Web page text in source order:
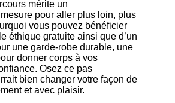
mérite un
pour aller plus loin, plus
vous pouvez bénéficier
éthique gratuite ainsi que d’un
une garde-robe durable, une
donner corps à vos
Osez ce pas
bien changer votre façon de
et avec plaisir.